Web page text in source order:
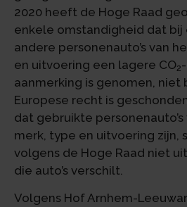
2020 heeft de Hoge Raad
enkele omstandigheid dat bij
andere personenauto’s van
en uitvoering een lagere CO2
aanmerking is genomen,
Europese recht is
dat gebruikte
merk, type en uitvoering zijn,
volgens de Hoge Raad niet
die auto’s verschilt.
Volgens Hof Arnhem-